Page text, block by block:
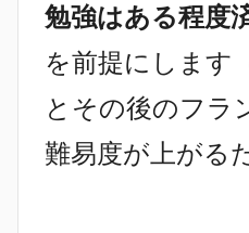
勉強はある程度
を前提にします
とその後のフラ
難易度が上がる